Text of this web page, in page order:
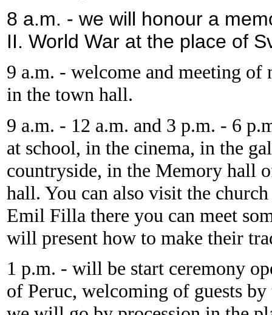
8 a.m. - we will honour a
II. World War at the place of
9 a.m. - welcome and meeting
in the town hall.
9 a.m. - 12 a.m. and 3 p.m. - 6
at school, in the cinema, in the
countryside, in the Memory hall
hall. You can also visit the
Emil Filla there you can meet
will present how to make their
1 p.m. - will be start ceremony
of Peruc, welcoming of guests